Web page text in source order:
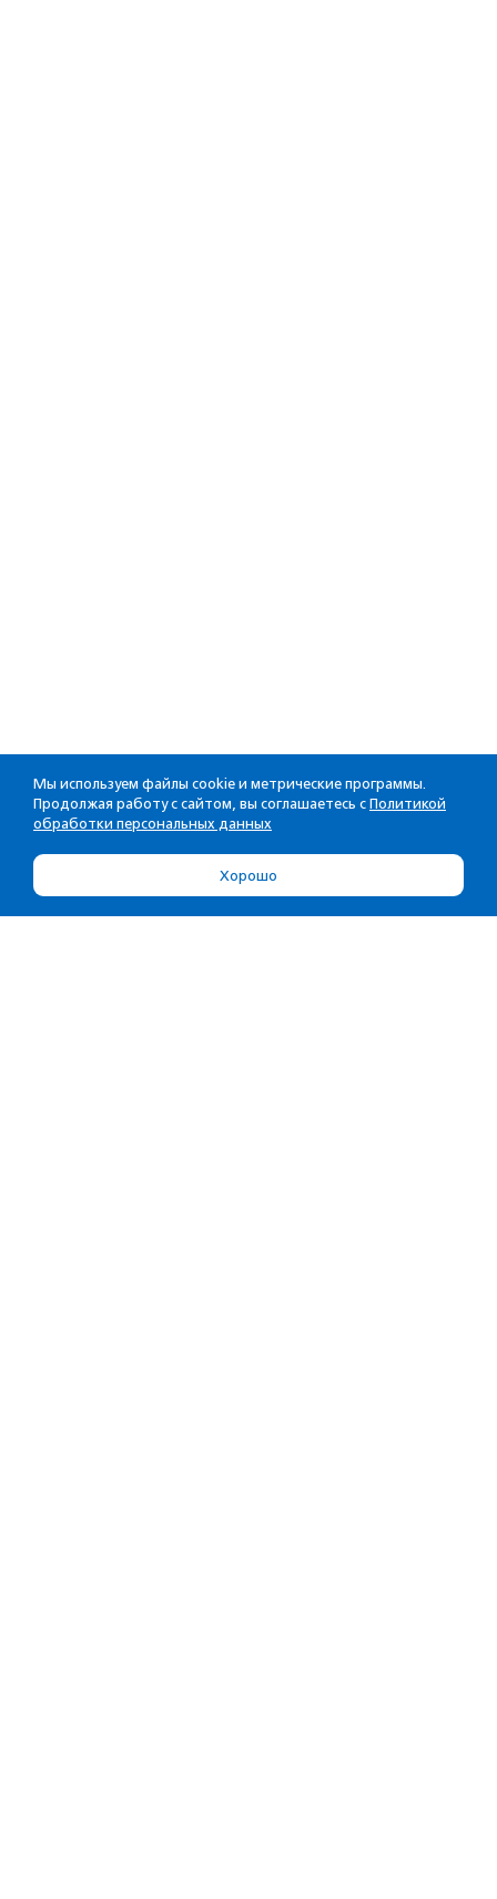
Мы используем файлы cookie и метрические программы.
Продолжая работу с сайтом, вы соглашаетесь с Политикой
обработки персональных данных
Хорошо